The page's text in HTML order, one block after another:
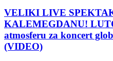
VELIKI LIVE
KALEMEGDANU!
atmosferu za koncert
(VIDEO)